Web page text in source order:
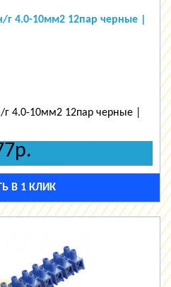
4.0-10мм2 12пар черные |
4.0-10мм2 12пар черные |
В 1 КЛИК